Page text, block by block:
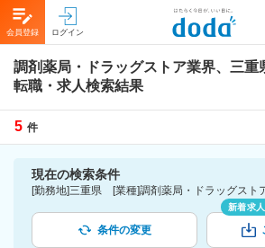
会員登録 ログイン
調剤薬局・ドラッグストア業界、三重
転職・求人検索結果
5 件
現在の検索条件
条件の変更
新着求